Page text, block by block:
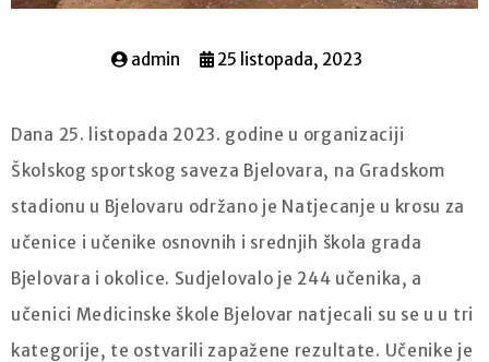
admin 25 listopada, 2023
Dana 25. listopada 2023. godine u organizaciji
Školskog sportskog saveza Bjelovara, na Gradskom
stadionu u Bjelovaru održano je Natjecanje u krosu za
učenice i učenike osnovnih i srednjih škola grada
Bjelovara i okolice. Sudjelovalo je 244 učenika, a
učenici Medicinske škole Bjelovar natjecali su se u u tri
kategorije, te ostvarili zapažene rezultate. Učenike je